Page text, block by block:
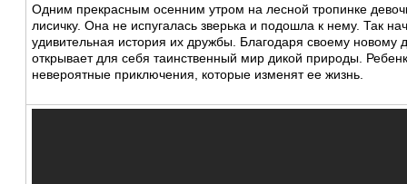
Одним прекрасным осенним утром на лесной тропинке
лисичку. Она не испугалась зверька и подошла к нему. Так
удивительная история их дружбы. Благодаря своему новому
открывает для себя таинственный мир дикой природы.
невероятные приключения, которые изменят ее жизнь.